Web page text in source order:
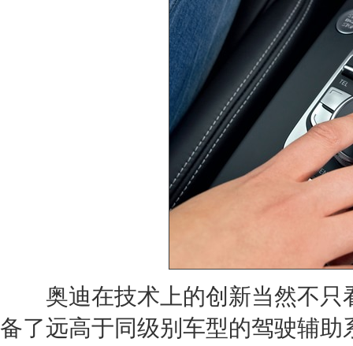
奥迪在技术上的创新当然不
备了远高于同级别 车型的驾驶辅助